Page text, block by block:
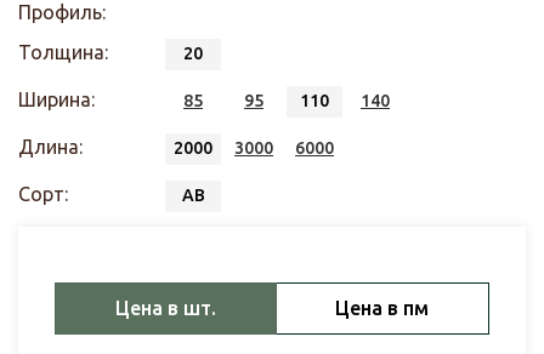
Профиль:
Толщина:
20
Ширина: 85 95 110 140
Длина: 2000 3000 6000
Сорт: АВ
Цена в шт. Цена в пм